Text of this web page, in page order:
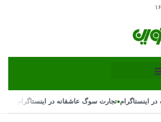
اینستاگرام•تجارت سوگ عاشقانه در اینستاگرام